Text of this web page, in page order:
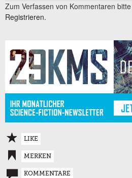
Zum Verfassen von Kommentaren bitte
Registrieren.
LIKE
MERKEN
KOMMENTARE